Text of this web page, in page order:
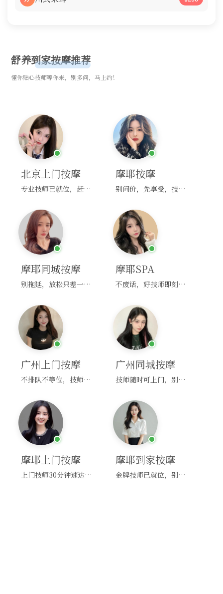
舒养到家按摩推荐
懂你贴心技师等你来，别多问，马上约！
北京上门按摩
专业技师已就位，赶紧下单！
摩耶按摩
别问价，先享受，技师马上到！
摩耶同城按摩
别拖延，放松只差一次点击！
摩耶SPA
不废话，好技师即刻上门，约！
广州上门按摩
不排队不等位，技师直奔你家！
广州同城按摩
技师随时可上门，别啰嗦，赶紧约！
摩耶上门按摩
上门技师30分钟速达，别问，快约！
摩耶到家按摩
金牌技师已就位，别纠结，马上预约！